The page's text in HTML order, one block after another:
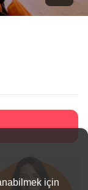
için